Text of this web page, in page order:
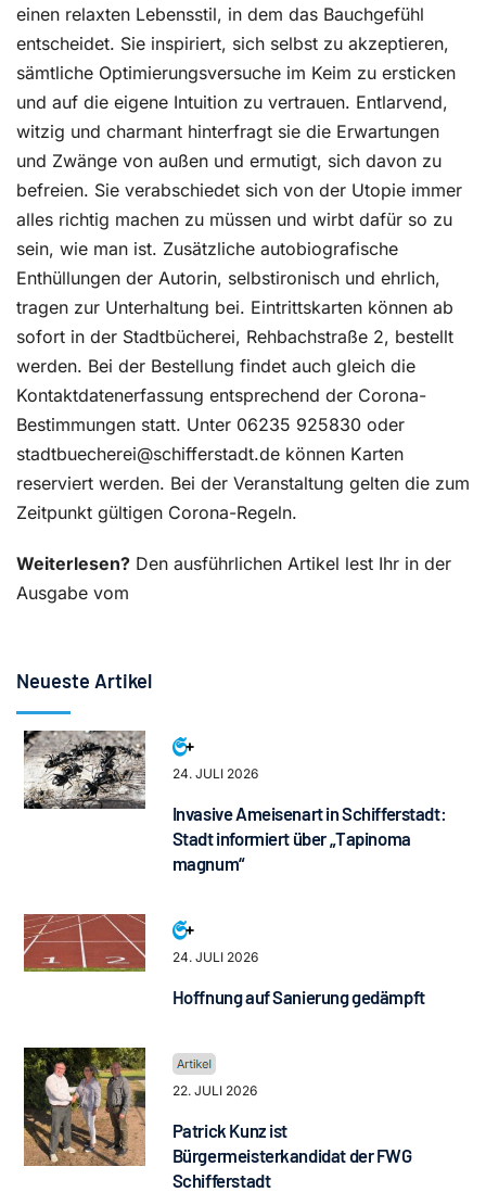
einen relaxten Lebensstil, in dem das Bauchgefühl
entscheidet. Sie inspiriert, sich selbst zu akzeptieren,
sämtliche Optimierungsversuche im Keim zu ersticken
und auf die eigene Intuition zu vertrauen. Entlarvend,
witzig und charmant hinterfragt sie die Erwartungen
und Zwänge von außen und ermutigt, sich davon zu
befreien. Sie verabschiedet sich von der Utopie immer
alles richtig machen zu müssen und wirbt dafür so zu
sein, wie man ist. Zusätzliche autobiografische
Enthüllungen der Autorin, selbstironisch und ehrlich,
tragen zur Unterhaltung bei. Eintrittskarten können ab
sofort in der Stadtbücherei, Rehbachstraße 2, bestellt
werden. Bei der Bestellung findet auch gleich die
Kontaktdatenerfassung entsprechend der Corona-
Bestimmungen statt. Unter 06235 925830 oder
stadtbuecherei@schifferstadt.de können Karten
reserviert werden. Bei der Veranstaltung gelten die zum
Zeitpunkt gültigen Corona-Regeln.
Weiterlesen? Den ausführlichen Artikel lest Ihr in der
Ausgabe vom
Neueste Artikel
24. JULI 2026
Invasive Ameisenart in Schifferstadt:
Stadt informiert über „Tapinoma
magnum“
24. JULI 2026
Hoffnung auf Sanierung gedämpft
22. JULI 2026
Patrick Kunz ist
Bürgermeisterkandidat der FWG
Schifferstadt